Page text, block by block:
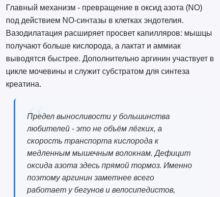
Главный механизм - превращение в оксид азота (NO)
под действием NO-синтазы в клетках эндотелия.
Вазодилатация расширяет просвет капилляров: мышцы
получают больше кислорода, а лактат и аммиак
выводятся быстрее. Дополнительно аргинин участвует в
цикле мочевины и служит субстратом для синтеза
креатина.
Предел выносливости у большинства
любителей - это не объём лёгких, а
скорость транспорта кислорода к
медленным мышечным волокнам. Дефицит
оксида азота здесь прямой тормоз. Именно
поэтому аргинин заметнее всего
работает у бегунов и велосипедистов,